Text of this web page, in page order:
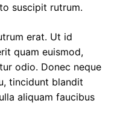
suscipit rutrum.
erat. Ut id
quam euismod,
odio. Donec neque
tincidunt blandit
aliquam faucibus